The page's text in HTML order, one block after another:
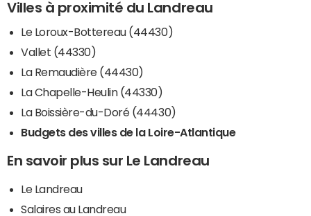
Villes à proximité du Landreau
Le Loroux-Bottereau (44430)
Vallet (44330)
La Remaudière (44430)
La Chapelle-Heulin (44330)
La Boissière-du-Doré (44430)
Budgets des villes de la Loire-Atlantique
En savoir plus sur Le Landreau
Le Landreau
Salaires au Landreau